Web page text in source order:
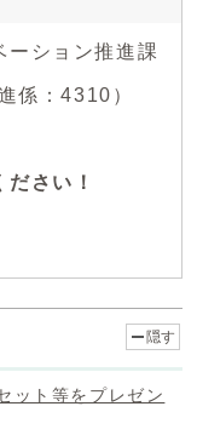
ーション推進課
係：4310）
さい！
隠す
ット等をプレゼン